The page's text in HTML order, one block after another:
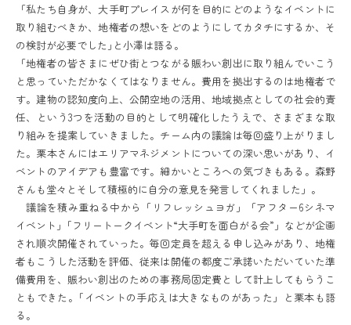
「私たち自身が、大手町プレイスが何を目的にどのようなイベントに
取り組むべきか、地権者の想いをどのようにしてカタチにするか、そ
の検討が必要でした｣と小澤は語る。
「地権者の皆さまにぜひ街とつながる賑わい創出に取り組んでいこう
と思っていただかなくてはなりません。費用を拠出するのは地権者で
す。建物の認知度向上、公開空地の活用、地域拠点としての社会的責
任、という3つを活動の目的として明確化したうえで、さまざまな取
り組みを提案していきました。チーム内の議論は毎回盛り上がりまし
た。栗本さんにはエリアマネジメントについての深い思いがあり、イ
ベントのアイデアも豊富です。細かいところへの気づきもある。森野
さんも堂々とそして積極的に自分の意見を発言してくれました」。
議論を積み重ねる中から「リフレッシュヨガ」「アフター6シネマ
イベント」｢フリートークイベント“大手町を面白がる会”」などが企画
され順次開催されていった。毎回定員を超える申し込みがあり、地権
者もこうした活動を評価、従来は開催の都度ご承諾いただいていた準
備費用を、賑わい創出のための事務局固定費として計上してもらうこ
ともできた。｢イベントの手応えは大きなものがあった」と栗本も語
る。